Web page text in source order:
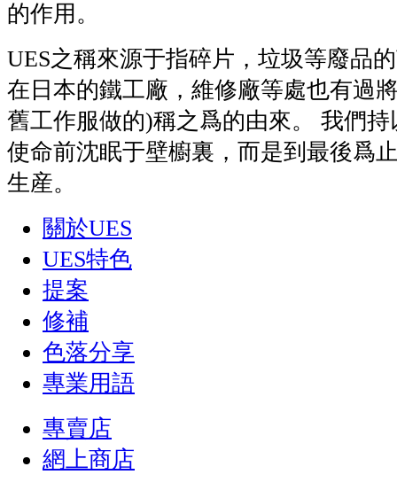
的作用。
UES之稱來源于指碎片，垃圾等廢品
在日本的鐵工廠，維修廠等處也有過
舊工作服做的)稱之爲的由來。 我們
使命前沈眠于壁櫥裏，而是到最後爲
生産。
關於UES
UES特色
提案
修補
色落分享
專業用語
專賣店
網上商店